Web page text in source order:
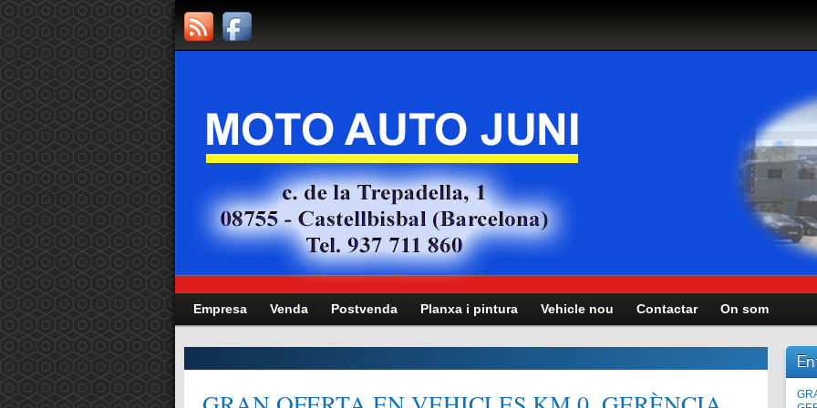
Empresa Venda Postvenda Planxa i pintura Vehicle nou Contactar On som